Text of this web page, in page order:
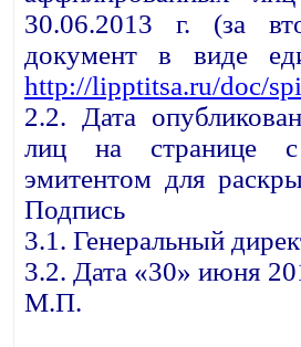
30.06.2013 г. (за
документ в виде
http://lipptitsa.ru/doc/
2.2. Дата
лиц на странице с
эмитентом для
Подпись
3.1. Генеральный
3.2. Дата «30» июня
М.П.